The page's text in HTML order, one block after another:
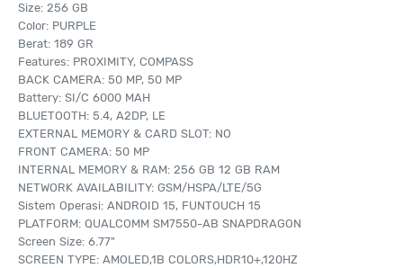
Size: 256 GB
Color: PURPLE
Berat: 189 GR
Features: PROXIMITY, COMPASS
BACK CAMERA: 50 MP, 50 MP
Battery: SI/C 6000 MAH
BLUETOOTH: 5.4, A2DP, LE
EXTERNAL MEMORY & CARD SLOT: NO
FRONT CAMERA: 50 MP
INTERNAL MEMORY & RAM: 256 GB 12 GB RAM
NETWORK AVAILABILITY: GSM/HSPA/LTE/5G
Sistem Operasi: ANDROID 15, FUNTOUCH 15
PLATFORM: QUALCOMM SM7550-AB SNAPDRAGON
Screen Size: 6.77"
SCREEN TYPE: AMOLED,1B COLORS,HDR10+,120HZ